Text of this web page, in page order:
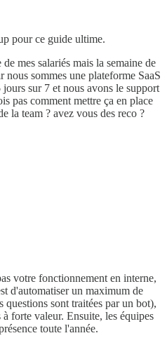
pour ce guide ultime.
mes salariés mais la semaine de
sommes une plateforme SaaS
sur 7 et nous avons le support
pas comment mettre ça en place
la team ? avez vous des reco ?
votre fonctionnement en interne,
d'automatiser un maximum de
questions sont traitées par un bot),
forte valeur. Ensuite, les équipes
toute l'année.